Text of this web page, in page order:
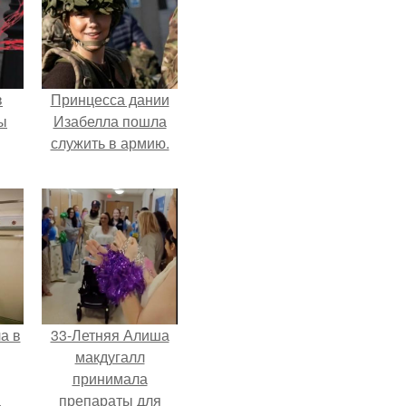
Принцесса дании
Изабелла пошла
служить в армию.
в
33-Летняя Алиша
макдугалл
принимала
препараты для